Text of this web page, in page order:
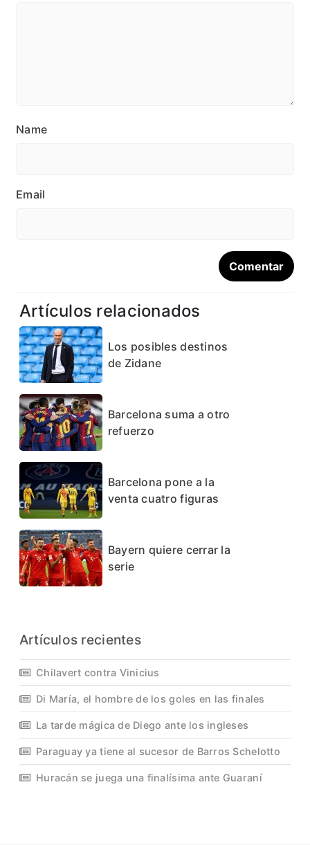
Name
Email
Artículos relacionados
Los posibles destinos
de Zidane
Barcelona suma a otro
refuerzo
Barcelona pone a la
venta cuatro figuras
Bayern quiere cerrar la
serie
Artículos recientes
Chilavert contra Vinicius
Di María, el hombre de los goles en las finales
La tarde mágica de Diego ante los ingleses
Paraguay ya tiene al sucesor de Barros Schelotto
Huracán se juega una finalísima ante Guaraní